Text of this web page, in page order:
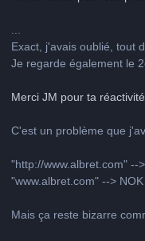
...
Exact, j'avais oublié, tout
Je regarde également le
Merci JM pour ta
C'est un problème que
"http://www.albret.com" --
"www.albret.com" --> NOK
Mais ça reste bizarre